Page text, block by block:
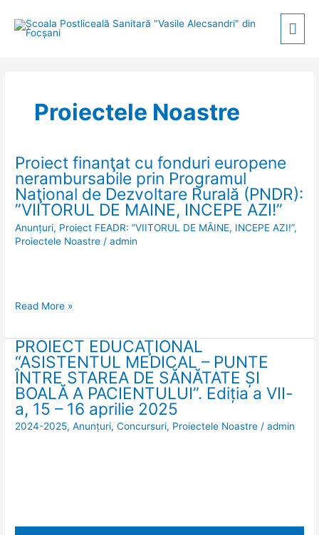
Proiectele Noastre
Proiect finanţat cu fonduri europene
nerambursabile prin Programul
Naţional de Dezvoltare Rurală (PNDR):
”VIITORUL DE MAINE, INCEPE AZI!”
Anunțuri, Proiect FEADR: ”VIITORUL DE MÂINE, INCEPE AZI!”,
Proiectele Noastre /admin
Proiect
finanţat
cu
fonduri
europene
Naţional
Dezvoltare
Rurală
(PNDR):
”VIITORUL
DE
MAINE,
Read More »
PROIECT EDUCAŢIONAL
“ASISTENTUL MEDICAL – PUNTE
ÎNTRE STAREA DE SĂNĂTATE ȘI
BOALĂ A PACIENTULUI”. Ediția a VII-
a, 15 – 16 aprilie 2025
2024-2025,Anunțuri,Concursuri, Proiectele Noastre /admin
PROIECT
EDUCAŢIONAL
“ASISTENTUL
MEDICAL
–
ȘI